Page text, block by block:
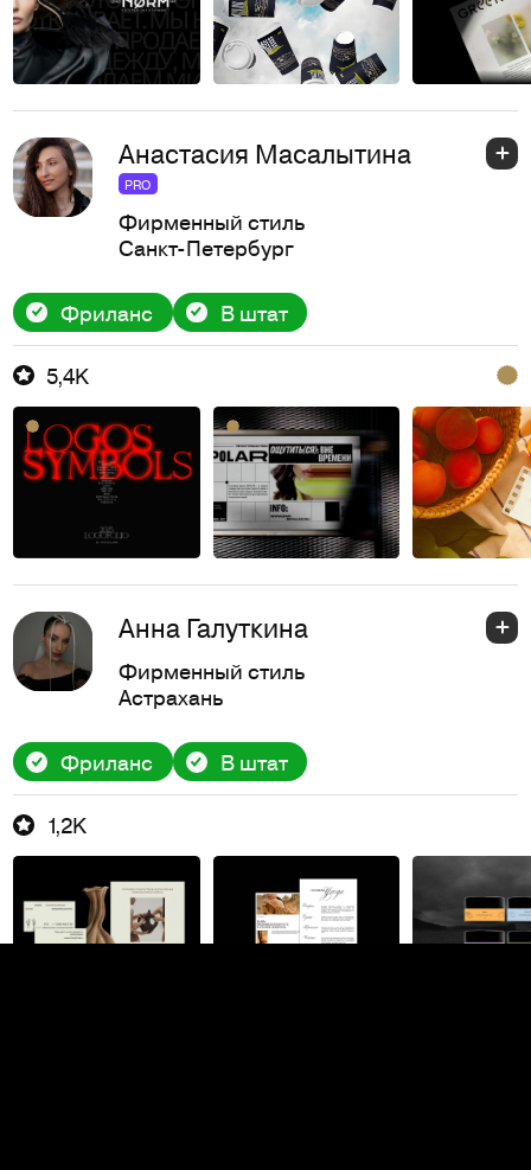
Анастасия Масалытина
PRO
Фирменный стиль
Санкт-Петербург
Фриланс В штат
5,4K
Анна Галуткина
Фирменный стиль
Астрахань
Фриланс В штат
1,2K